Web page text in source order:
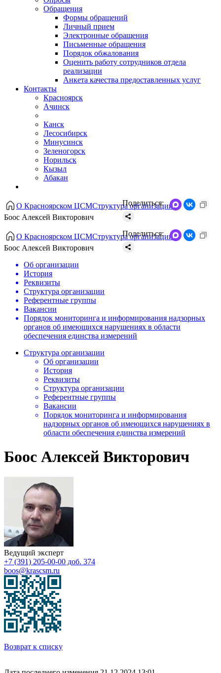
Обращения
Формы обращений
Личный прием
Электронные обращения
Письменные обращения
Порядок обжалования
Оценить работу сотрудников отдела
реализации
Анкета качества предоставленных услуг
Контакты
Красноярск
Ачинск
Канск
Лесосибирск
Минусинск
Зеленогорск
Норильск
Кызыл
Абакан
О Красноярском ЦСМСтруктура организации
Боос Алексей Викторович
Поделиться:
О Красноярском ЦСМСтруктура организации
Боос Алексей Викторович
Поделиться:
Об организации
История
Реквизиты
Структура организации
Референтные группы
Вакансии
Порядок мониторинга и информирования надзорных
органов об имеющихся нарушениях в области
обеспечения единства измерений
Структура организации
Об организации
История
Реквизиты
Структура организации
Референтные группы
Вакансии
Порядок мониторинга и информирования
надзорных органов об имеющихся нарушениях в
области обеспечения единства измерений
Боос Алексей Викторович
Ведущий эксперт
+7 (391) 205-00-00 доб. 374
boos@krascsm.ru
Возврат к списку